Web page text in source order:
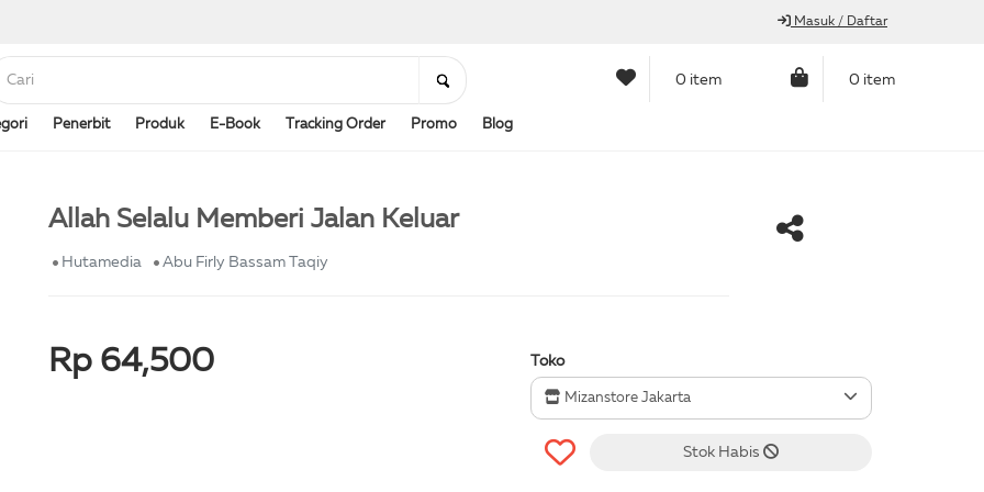
Masuk / Daftar
0 item 0 item
Penerbit Produk E-Book Tracking Order Promo Blog
Allah Selalu Memberi Jalan Keluar
Hutamedia Abu Firly Bassam Taqiy
Rp 64,500 Toko
Mizanstore Jakarta
Stok Habis